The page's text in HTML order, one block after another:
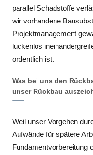
parallel Schadstoffe
wir vorhandene
Projektmanagement
lückenlos
ordentlich ist.
Was bei uns den
unser Rückbau
Weil unser Vorgehen
Aufwände für spätere
Fundamentvorbereitung